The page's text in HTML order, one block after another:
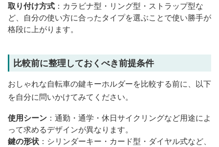
取り付け方式 ：カラビナ型・リング型・ストラップ型な
ど、自分の使い方に合ったタイプを選ぶことで使い勝手が
格段に上がります。
比較前に整理しておくべき前提条件
おしゃれな自転車の鍵キーホルダーを比較する前に、以下
を自分に問いかけてみてください。
使用シーン ：通勤・通学・休日サイクリングなど用途によ
って求めるデザインが異なります。
鍵の形状 ：シリンダーキー・カード型・ダイヤル式など、